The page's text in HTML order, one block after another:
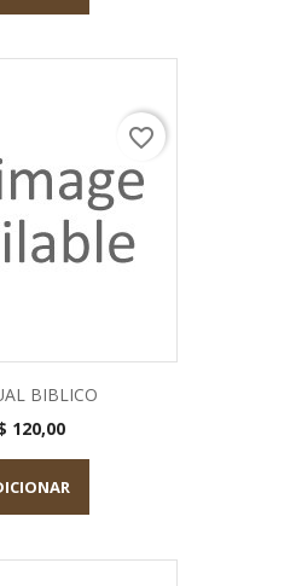
BIBLICO
120,00
favorite_border